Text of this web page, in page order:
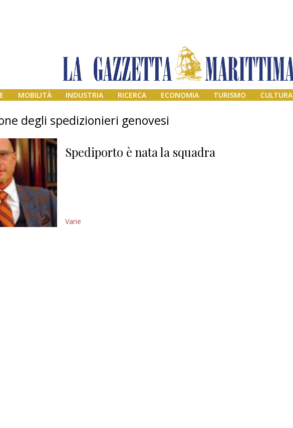
MOBILITÀ INDUSTRIA RICERCA ECONOMIA TURISMO CULTURA
degli spedizionieri genovesi
Spediporto è nata la squadra
Varie